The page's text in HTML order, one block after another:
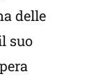
delle
suo